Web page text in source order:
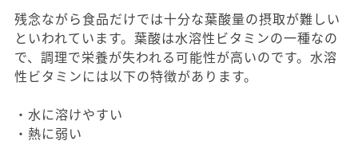
残念ながら食品だけでは十分な葉酸量の摂取が難しい
といわれています。葉酸は水溶性ビタミンの一種なの
で、調理で栄養が失われる可能性が高いのです。水溶
性ビタミンには以下の特徴があります。
・水に溶けやすい
・熱に弱い